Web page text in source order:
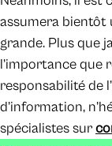
assumera bientôt
grande. Plus que
l’importance que
responsabilité de
d’information,
spécialistes sur